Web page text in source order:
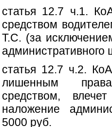
статья 12.7 ч.1.
средством
Т.С. (за
статья 12.7 ч.2.
лишенным
средством,
наложение
5000 руб.